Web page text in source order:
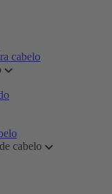
cabelo
cabelo